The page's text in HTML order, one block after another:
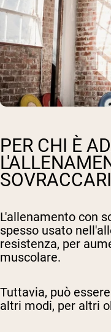
PER CHI È
L'allenamento con
spesso usato
resistenza, per
muscolare.
Tuttavia, può
altri modi, per altri